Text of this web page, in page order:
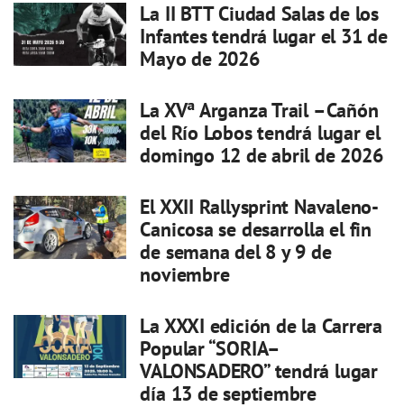
La II BTT Ciudad Salas de los
Infantes tendrá lugar el 31 de
Mayo de 2026
La XVª Arganza Trail –Cañón
del Río Lobos tendrá lugar el
domingo 12 de abril de 2026
El XXII Rallysprint Navaleno-
Canicosa se desarrolla el fin
de semana del 8 y 9 de
noviembre
La XXXI edición de la Carrera
Popular “SORIA–
VALONSADERO” tendrá lugar
día 13 de septiembre